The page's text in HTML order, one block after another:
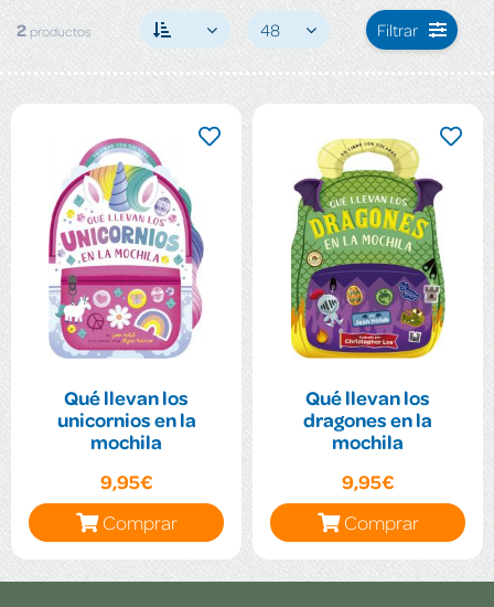
2productos 48 Filtrar
Qué llevan los
unicornios en la
mochila
9,95€
Comprar
Qué llevan los
dragones en la
mochila
9,95€
Comprar